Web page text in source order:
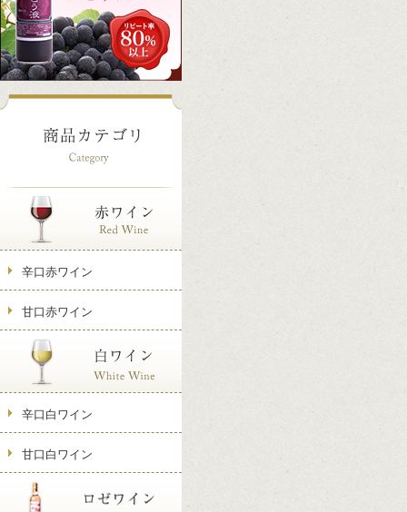
辛口赤ワイン
甘口赤ワイン
辛口白ワイン
甘口白ワイン